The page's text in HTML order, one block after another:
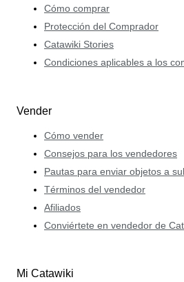
Cómo comprar
Protección del Comprador
Catawiki Stories
Condiciones aplicables a los
Vender
Cómo vender
Consejos para los vendedores
Pautas para enviar objetos a
Términos del vendedor
Afiliados
Conviértete en vendedor de
Mi Catawiki